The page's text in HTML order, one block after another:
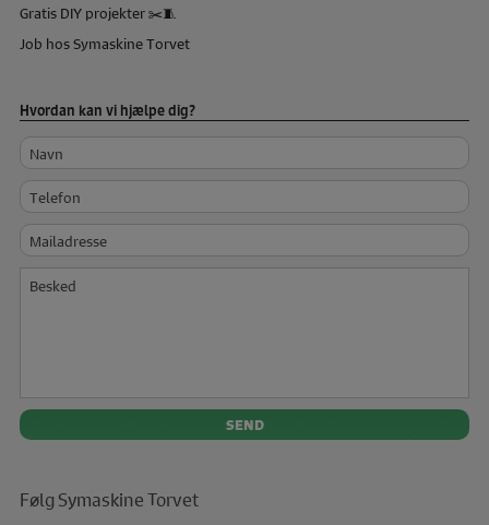
Gratis DIY projekter ✂️🧵
Job hos Symaskine Torvet
Hvordan kan vi hjælpe dig?
Navn
Telefon
Mailadresse
Besked
Følg Symaskine Torvet